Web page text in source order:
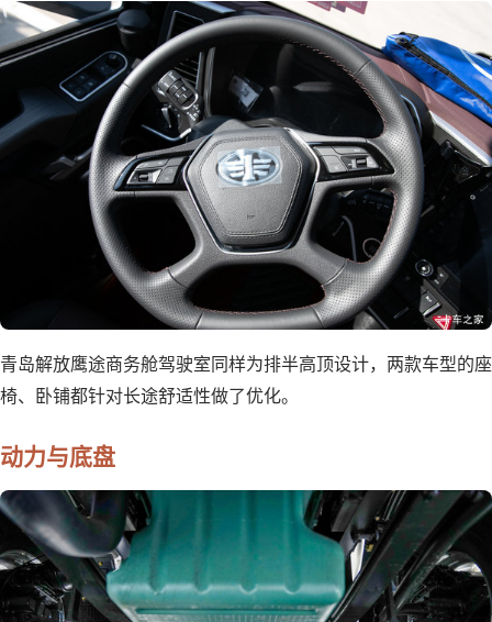
青岛解放鹰途商务舱驾驶室同样为排半高顶设计，两款车型的座
椅、卧铺都针对长途舒适性做了优化。
动力与底盘